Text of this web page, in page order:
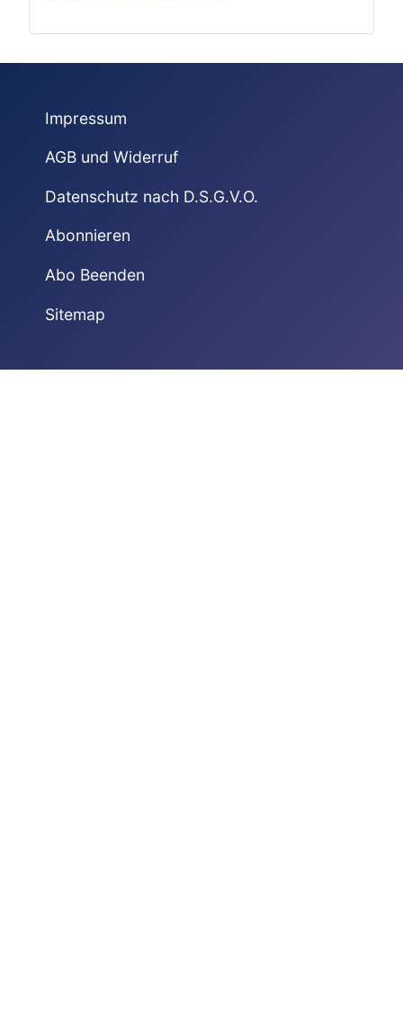
Impressum
AGB und Widerruf
Datenschutz nach D.S.G.V.O.
Abonnieren
Abo Beenden
Sitemap